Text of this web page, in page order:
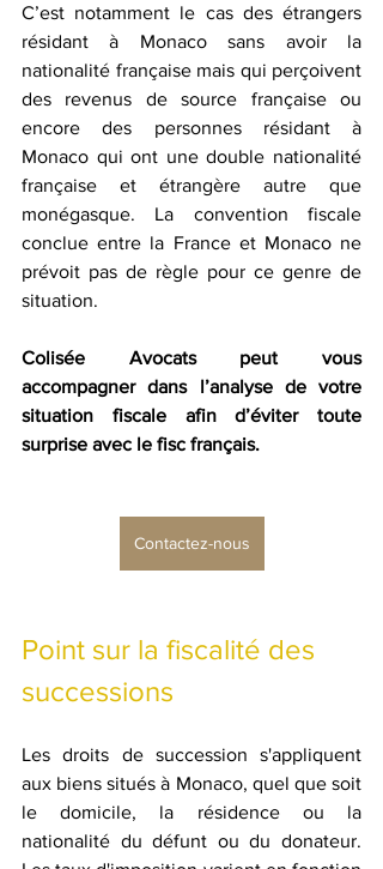
C’est notamment le cas des étrangers
résidant à Monaco sans avoir la
nationalité française mais qui perçoivent
des revenus de source française ou
encore des personnes résidant à
Monaco qui ont une double nationalité
française et étrangère autre que
monégasque. La convention fiscale
conclue entre la France et Monaco ne
prévoit pas de règle pour ce genre de
situation.
Colisée Avocats peut vous
accompagner dans l’analyse de votre
situation fiscale afin d’éviter toute
surprise avec le fisc français.
Contactez-nous
Point sur la fiscalité des
successions
Les droits de succession s'appliquent
aux biens situés à Monaco, quel que soit
le domicile, la résidence ou la
nationalité du défunt ou du donateur.